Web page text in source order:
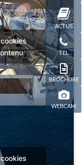
ACTUS
TEL
BROCHURE
WEBCAM